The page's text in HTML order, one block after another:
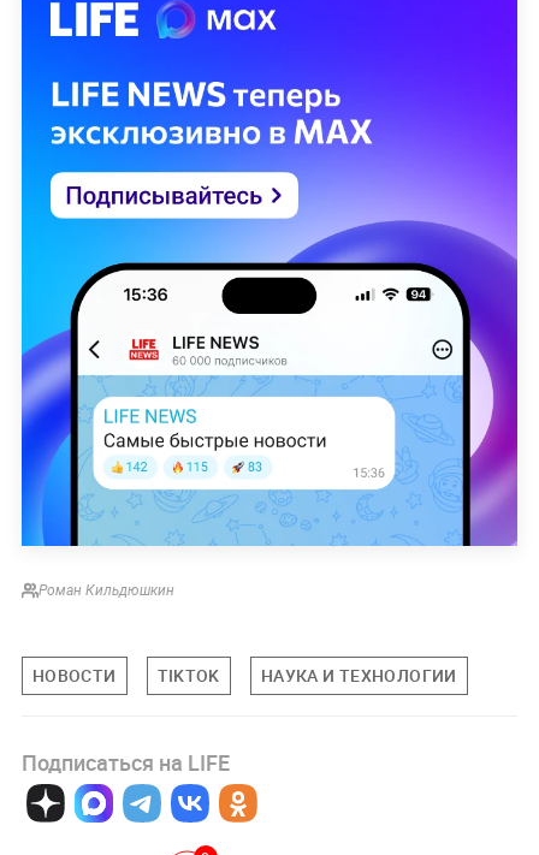
Роман Кильдюшкин
НОВОСТИ TIKTOK НАУКА И ТЕХНОЛОГИИ
Подписаться на LIFE